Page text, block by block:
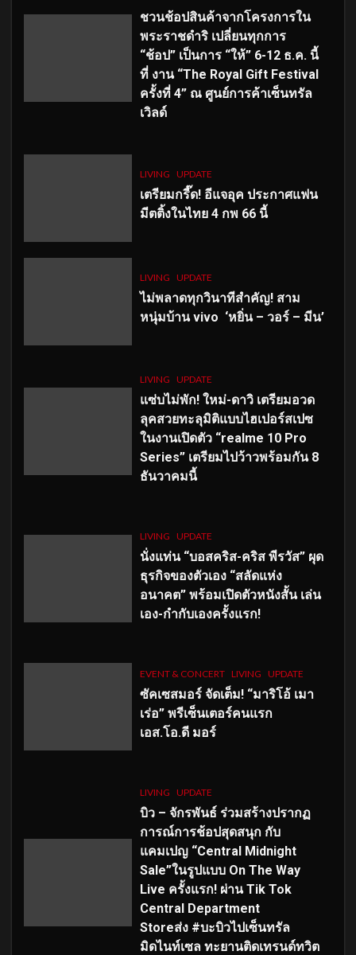
ชวนช้อปสินค้าจากโครงการใน
พระราชดำริ เปลี่ยนทุกการ
“ช้อป” เป็นการ “ให้” 6-12 ธ.ค. นี้
ที่ งาน “The Royal Gift Festival
ครั้งที่ 4” ณ ศูนย์การค้าเซ็นทรัล
เวิลด์
LIVING UPDATE
เตรียมกรี๊ด! อีแจอุค ประกาศแฟน
มีตติ้งในไทย 4 กพ 66 นี้
LIVING UPDATE
ไม่พลาดทุกวินาทีสำคัญ! สาม
หนุ่มบ้าน vivo ‘หยิ่น – วอร์ – มีน’
LIVING UPDATE
แซ่บไม่พัก! ใหม่-ดาวิ เตรียมอวด
ลุคสวยทะลุมิติแบบไฮเปอร์สเปซ
ในงานเปิดตัว “realme 10 Pro
Series” เตรียมไปว้าวพร้อมกัน 8
ธันวาคมนี้
LIVING UPDATE
นั่งแท่น “บอสคริส-คริส พีรวัส” ผุด
ธุรกิจของตัวเอง “สลัดแห่ง
อนาคต” พร้อมเปิดตัวหนังสั้น เล่น
เอง-กำกับเองครั้งแรก!
EVENT & CONCERT LIVING UPDATE
ซัคเซสมอร์ จัดเต็ม! “มาริโอ้ เมา
เร่อ” พรีเซ็นเตอร์คนแรก
เอส.โอ.ดี มอร์
LIVING UPDATE
บิว – จักรพันธ์ ร่วมสร้างปรากฏ
การณ์การช้อปสุดสนุก กับ
แคมเปญ “Central Midnight
Sale”ในรูปแบบ On The Way
Live ครั้งแรก! ผ่าน Tik Tok
Central Department
Storeส่ง #บะบิวไปเซ็นทรัล
มิดไนท์เซล ทะยานติดเทรนด์ทวิต